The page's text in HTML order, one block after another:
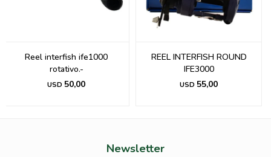
Reel interfish ife1000
rotativo.-
USD 50,00
REEL INTERFISH ROUND
IFE3000
USD 55,00
Newsletter